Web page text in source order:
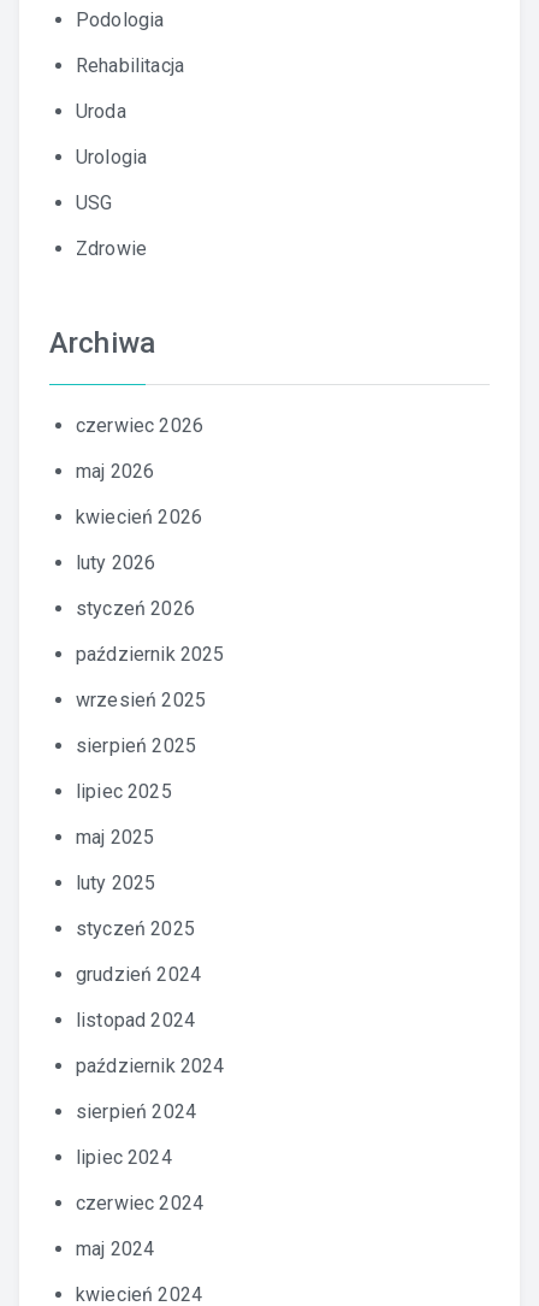
Podologia
Rehabilitacja
Uroda
Urologia
USG
Zdrowie
Archiwa
czerwiec 2026
maj 2026
kwiecień 2026
luty 2026
styczeń 2026
październik 2025
wrzesień 2025
sierpień 2025
lipiec 2025
maj 2025
luty 2025
styczeń 2025
grudzień 2024
listopad 2024
październik 2024
sierpień 2024
lipiec 2024
czerwiec 2024
maj 2024
kwiecień 2024